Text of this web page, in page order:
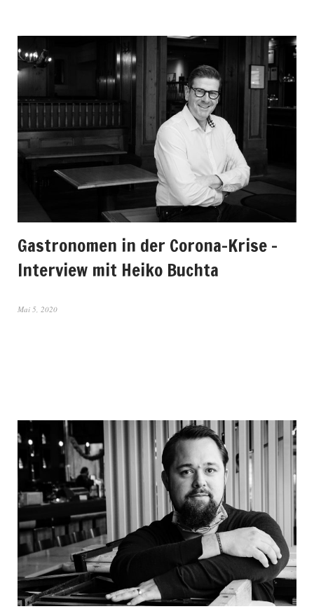
Gastronomen in der Corona-Krise –
Interview mit Heiko Buchta
Mai 5, 2020